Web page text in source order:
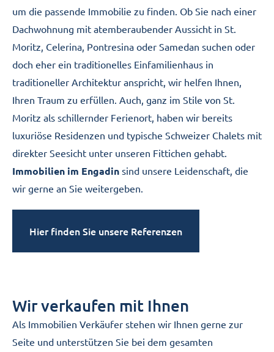
um die passende Immobilie zu finden. Ob Sie nach einer
Dachwohnung mit atemberaubender Aussicht in St.
Moritz, Celerina, Pontresina oder Samedan suchen oder
doch eher ein traditionelles Einfamilienhaus in
traditioneller Architektur anspricht, wir helfen Ihnen,
Ihren Traum zu erfüllen. Auch, ganz im Stile von St.
Moritz als schillernder Ferienort, haben wir bereits
luxuriöse Residenzen und typische Schweizer Chalets mit
direkter Seesicht unter unseren Fittichen gehabt.
Immobilien im Engadin sind unsere Leidenschaft, die
wir gerne an Sie weitergeben.
Hier finden Sie unsere Referenzen
Wir verkaufen mit Ihnen
Als Immobilien Verkäufer stehen wir Ihnen gerne zur
Seite und unterstützen Sie bei dem gesamten